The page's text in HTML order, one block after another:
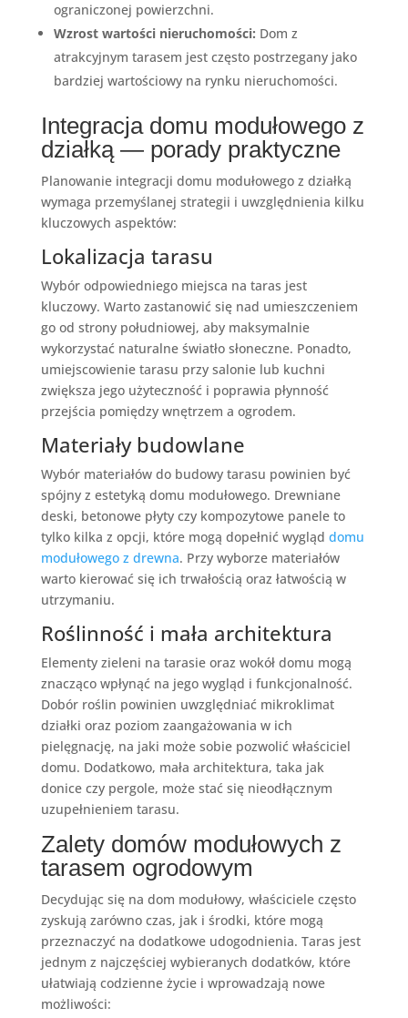
ograniczonej powierzchni.
Wzrost wartości nieruchomości: Dom z
atrakcyjnym tarasem jest często postrzegany jako
bardziej wartościowy na rynku nieruchomości.
Integracja domu modułowego z
działką — porady praktyczne
Planowanie integracji domu modułowego z działką
wymaga przemyślanej strategii i uwzględnienia kilku
kluczowych aspektów:
Lokalizacja tarasu
Wybór odpowiedniego miejsca na taras jest
kluczowy. Warto zastanowić się nad umieszczeniem
go od strony południowej, aby maksymalnie
wykorzystać naturalne światło słoneczne. Ponadto,
umiejscowienie tarasu przy salonie lub kuchni
zwiększa jego użyteczność i poprawia płynność
przejścia pomiędzy wnętrzem a ogrodem.
Materiały budowlane
Wybór materiałów do budowy tarasu powinien być
spójny z estetyką domu modułowego. Drewniane
deski, betonowe płyty czy kompozytowe panele to
tylko kilka z opcji, które mogą dopełnić wygląd domu
modułowego z drewna. Przy wyborze materiałów
warto kierować się ich trwałością oraz łatwością w
utrzymaniu.
Roślinność i mała architektura
Elementy zieleni na tarasie oraz wokół domu mogą
znacząco wpłynąć na jego wygląd i funkcjonalność.
Dobór roślin powinien uwzględniać mikroklimat
działki oraz poziom zaangażowania w ich
pielęgnację, na jaki może sobie pozwolić właściciel
domu. Dodatkowo, mała architektura, taka jak
donice czy pergole, może stać się nieodłącznym
uzupełnieniem tarasu.
Zalety domów modułowych z
tarasem ogrodowym
Decydując się na dom modułowy, właściciele często
zyskują zarówno czas, jak i środki, które mogą
przeznaczyć na dodatkowe udogodnienia. Taras jest
jednym z najczęściej wybieranych dodatków, które
ułatwiają codzienne życie i wprowadzają nowe
możliwości: